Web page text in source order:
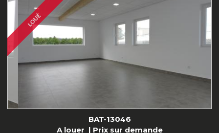
LOUÉ
BAT-13046
A louer | Prix sur demande